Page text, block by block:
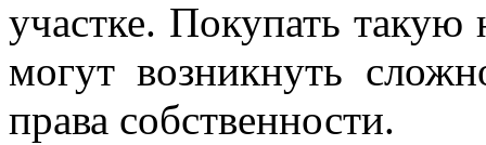
участке. Покупать такую
могут возникнуть
права собственности.